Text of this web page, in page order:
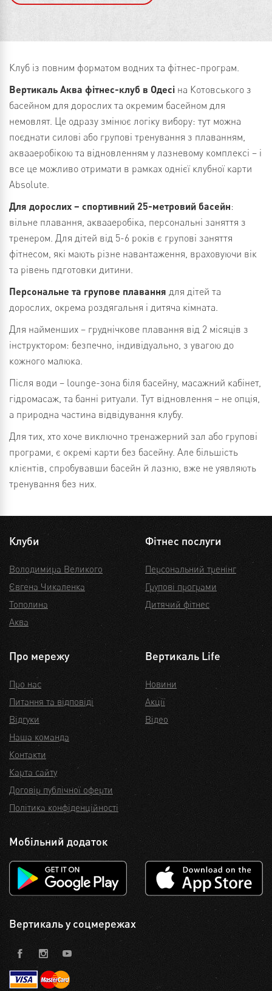
Клуб із повним форматом водних та фітнес-програм.
Вертикаль Аква фітнес-клуб в Одесі на Котовського з
басейном для дорослих та окремим басейном для
немовлят. Це одразу змінює логіку вибору: тут можна
поєднати силові або групові тренування з плаванням,
аквааеробікою та відновленням у лазневому комплексі – і
все це можливо отримати в рамках однієї клубної карти
Absolute.
Для дорослих – спортивний 25-метровий басейн:
вільне плавання, аквааеробіка, персональні заняття з
тренером. Для дітей від 5-6 років є групові заняття
фітнесом, які мають різне навантаження, враховуючи вік
та рівень пдготовки дитини.
Персональне та групове плавання для дітей та
дорослих, окрема роздягальня і дитяча кімната.
Для найменших – груднічкове плавання від 2 місяців з
інструктором: безпечно, індивідуально, з увагою до
кожного малюка.
Після води – lounge-зона біля басейну, масажний кабінет,
гідромасаж, та банні ритуали. Тут відновлення – не опція,
а природна частина відвідування клубу.
Для тих, хто хоче виключно тренажерний зал або групові
програми, є окремі карти без басейну. Але більшість
клієнтів, спробувавши басейн й лазню, вже не уявляють
тренування без них.
Клуби
Володимира Великого
Євгена Чикаленка
Тополина
Аква
Фітнес послуги
Персональний тренінг
Групові програми
Дитячий фітнес
Про мережу
Про нас
Питання та відповіді
Відгуки
Наша команда
Контакти
Карта сайту
Договір публічної оферти
Політика конфіденційності
Вертикаль Life
Новини
Акції
Відео
Мобільний додаток
Вертикаль у соцмережах